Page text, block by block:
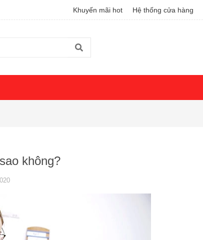
Khuyến mãi hot Hệ thống cửa hàng
không?